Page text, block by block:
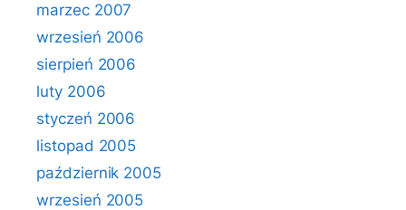
marzec 2007
wrzesień 2006
sierpień 2006
luty 2006
styczeń 2006
listopad 2005
październik 2005
wrzesień 2005